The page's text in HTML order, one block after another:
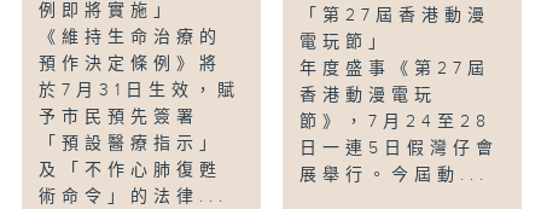
例即將實施」
《維持生命治療的
預作決定條例》將
於7月31日生效，賦
予市民預先簽署
「預設醫療指示」
及「不作心肺復甦
術命令」的法律...
「第27屆香港動漫
電玩節」
年度盛事《第27屆
香港動漫電玩
節》，7月24至28
日一連5日假灣仔會
展舉行。今屆動...